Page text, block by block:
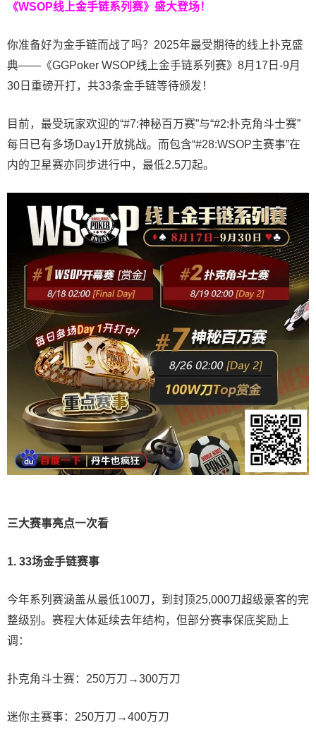
《WSOP线上金手链系列赛》 盛大登场！
你准备好为金手链而战了吗？2025年最受期待的线上扑克盛
典——《GGPoker WSOP线上金手链系列赛》8月17日-9月
30日重磅开打，共33条金手链等待颁发！
目前，最受玩家欢迎的“#7:神秘百万赛”与“#2:扑克角斗士赛”
每日已有多场Day1开放挑战。而包含“#28:WSOP主赛事”在
内的卫星赛亦同步进行中，最低2.5刀起。
三大赛事亮点一次看
1. 33场金手链赛事
今年系列赛涵盖从最低100刀，到封顶25,000刀超级豪客的完
整级别。赛程大体延续去年结构，但部分赛事保底奖励上
调：
扑克角斗士赛：250万刀→300万刀
迷你主赛事：250万刀→400万刀